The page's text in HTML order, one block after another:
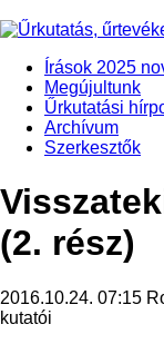
Írások 2025
Megújultunk
Űrkutatási
Archívum
Szerkesztők
(2. rész)
2016.10.24. 07:15
kutatói